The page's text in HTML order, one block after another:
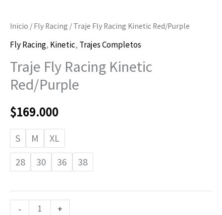
Inicio / Fly Racing / Traje Fly Racing Kinetic Red/Purple
Fly Racing, Kinetic, Trajes Completos
Traje Fly Racing Kinetic
Red/Purple
$169.000
S M
XL
28
30 36 38
- +